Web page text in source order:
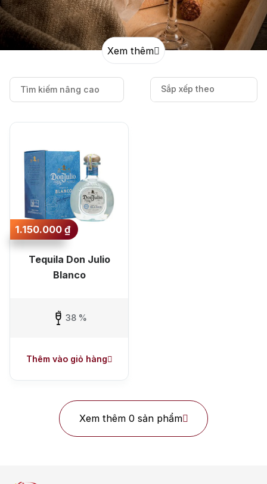
Jack
Xem thêm
Tìm kiếm nâng cao Sắp xếp theo
1.150.000₫
Tequila Don Julio
Blanco
38 %
Thêm vào giỏ hàng
Xem thêm 0 sản phẩm